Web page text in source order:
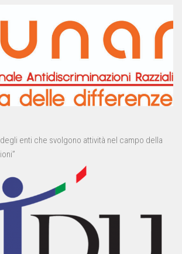
enti che svolgono attività nel campo della